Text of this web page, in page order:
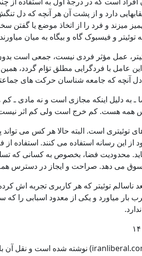
دارد و از پشت آن هر آنچه که دل
میزند و فرد را از اتخاذ موضع یا
توئیتر و فیسبوک گاه و بیگاه به میان
عمل مؤثر فردی نیست، جمعی است بدون
عامل با فردگرایی مطلق تؤام گردد،
آنچه که جامعه شناسان حرکت های
ـ به دلیل اینکه مجازی است و نه مادی
همه هست. کم خرج است ولی کم اثر
توئیتری است. البته حالا هر کس می
از این رسانه استفاده می کنند.
محدودیت فضا، بخصوص به کسانی که
سوق می دهد. صراحت و ایجاز در دسترس
ناسالم توئیتر که هر کاربری تجربه
بار میاورد و یکی از معدود اسبابی را که